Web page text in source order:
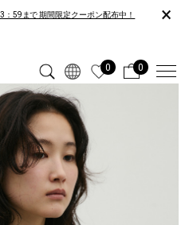
：59まで 期間限定クーポン配布中！ ×
0 0